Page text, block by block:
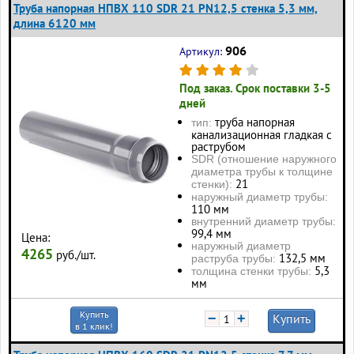
Труба напорная НПВХ 110 SDR 21 PN12,5 стенка 5,3 мм,
длина 6120 мм
Цена:
4265 руб./шт.
Артикул: 906
Под заказ. Срок поставки 3-5
дней
тип: труба напорная
канализационная гладкая с
раструбом
SDR (отношение наружного
диаметра трубы к толщине
стенки): 21
наружный диаметр трубы:
110 мм
внутренний диаметр трубы:
99,4 мм
наружный диаметр
раструба трубы: 132,5 мм
толщина стенки трубы: 5,3
мм
Купить
в 1 клик!
− + Купить